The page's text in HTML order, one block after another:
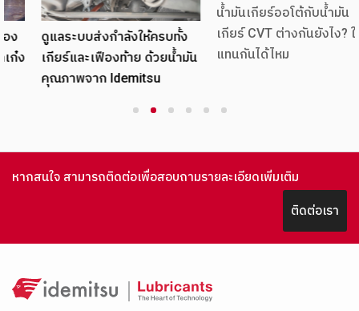
ดูแลระบบส่งกำลังให้ครบทั้ง
เกียร์และเฟืองท้าย ด้วยน้ำมัน
คุณภาพจาก Idemitsu
น้ำมันเกียร์ออโต้กับน้ำมัน
เกียร์ CVT ต่างกันยังไง? ใช้
หากสนใจ สามารถติดต่อเพื่อสอบถามรายละเอียดเพิ่มเติม
ติดต่อเรา